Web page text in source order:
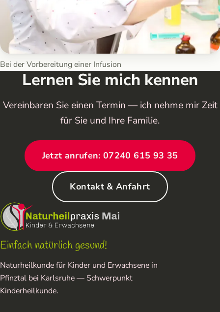
Bei der Vorbereitung einer Infusion
Lernen Sie mich kennen
Vereinbaren Sie einen Termin — ich nehme mir Zeit
für Sie und Ihre Familie.
Jetzt anrufen: 07240 615 93 35
Kontakt & Anfahrt
Einfach natürlich gesund!
Naturheilkunde für Kinder und Erwachsene in
Pfinztal bei Karlsruhe — Schwerpunkt
Kinderheilkunde.